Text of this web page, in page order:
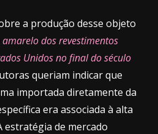
a produção desse objeto
dos revestimentos
Unidos no final do século
queriam indicar que
importada diretamente da
era associada à alta
estratégia de mercado